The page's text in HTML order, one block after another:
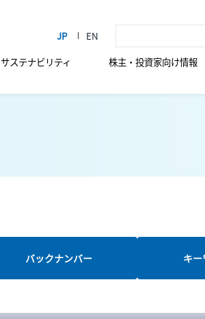
サステナビリティ 株主・投資家向け情報
バックナンバー キ